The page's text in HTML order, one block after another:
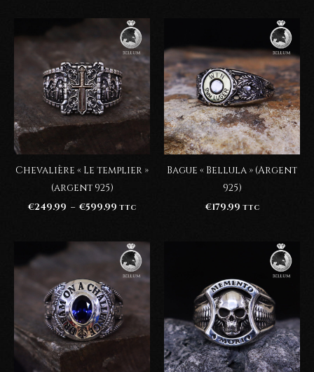
Chevalière « Le templier »
(argent 925)
€249.99 – €599.99 Plage
€249.99
€599.99
TTC
Bague « Bellula » (Argent
925)
€179.99 TTC